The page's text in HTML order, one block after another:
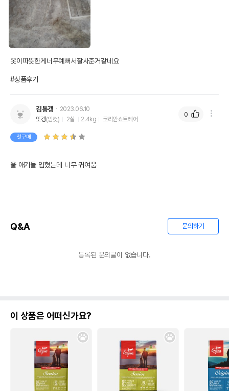
옷이따뜻한게너무예뻐서잘사준거같네요
#상품후기
김통갱
2023.06.10
또갱(암컷) 2살 2.4kg 코리안쇼트헤어
첫구매
울 애기들 입혔는데 너무 귀여움
0
Q&A 문의하기
등록된 문의글이 없습니다.
이 상품은 어떠신가요?